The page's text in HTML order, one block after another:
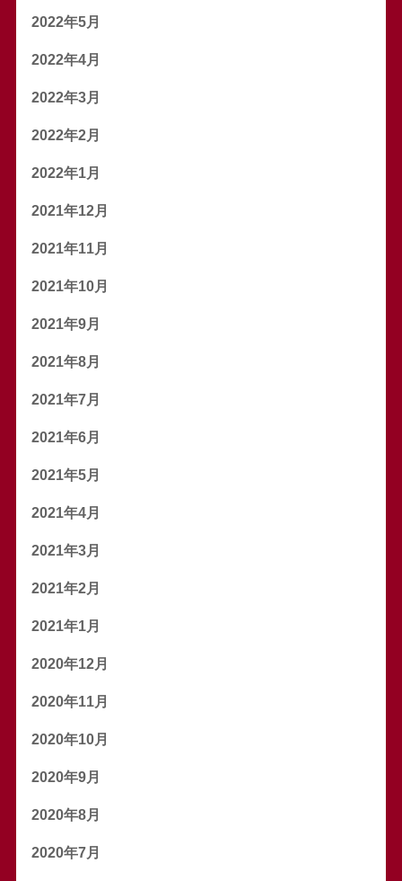
2022年5月
2022年4月
2022年3月
2022年2月
2022年1月
2021年12月
2021年11月
2021年10月
2021年9月
2021年8月
2021年7月
2021年6月
2021年5月
2021年4月
2021年3月
2021年2月
2021年1月
2020年12月
2020年11月
2020年10月
2020年9月
2020年8月
2020年7月